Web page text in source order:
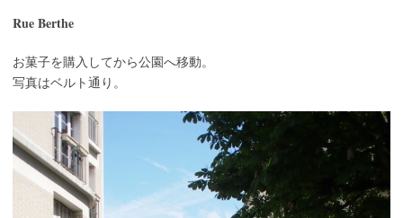
Rue Berthe
お菓子を購入してから公園へ移動。
写真はベルト通り。